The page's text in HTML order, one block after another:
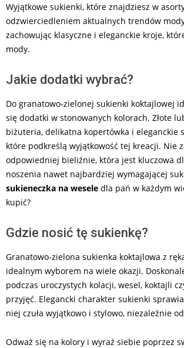
Wyjątkowe sukienki, które znajdziesz w
odzwierciedleniem aktualnych trendów
zachowując klasyczne i eleganckie kroje,
mody.
Jakie dodatki wybrać?
Do granatowo-zielonej sukienki koktajlowej
się dodatki w stonowanych kolorach. Złote
biżuteria, delikatna kopertówka i eleganckie
które podkreślą wyjątkowość tej kreacji. Nie
odpowiedniej bieliźnie, która jest kluczowa
noszenia nawet najbardziej wymagającej
sukieneczka na wesele dla pań w każdym
kupić?
Gdzie nosić tę sukienkę?
Granatowo-zielona sukienka koktajlowa z
idealnym wyborem na wiele okazji.
podczas uroczystych kolacji, wesel, koktajli
przyjęć. Elegancki charakter sukienki
niej czuła wyjątkowo i stylowo, niezależnie
Odważ się na kolory i wyraź siebie poprzez